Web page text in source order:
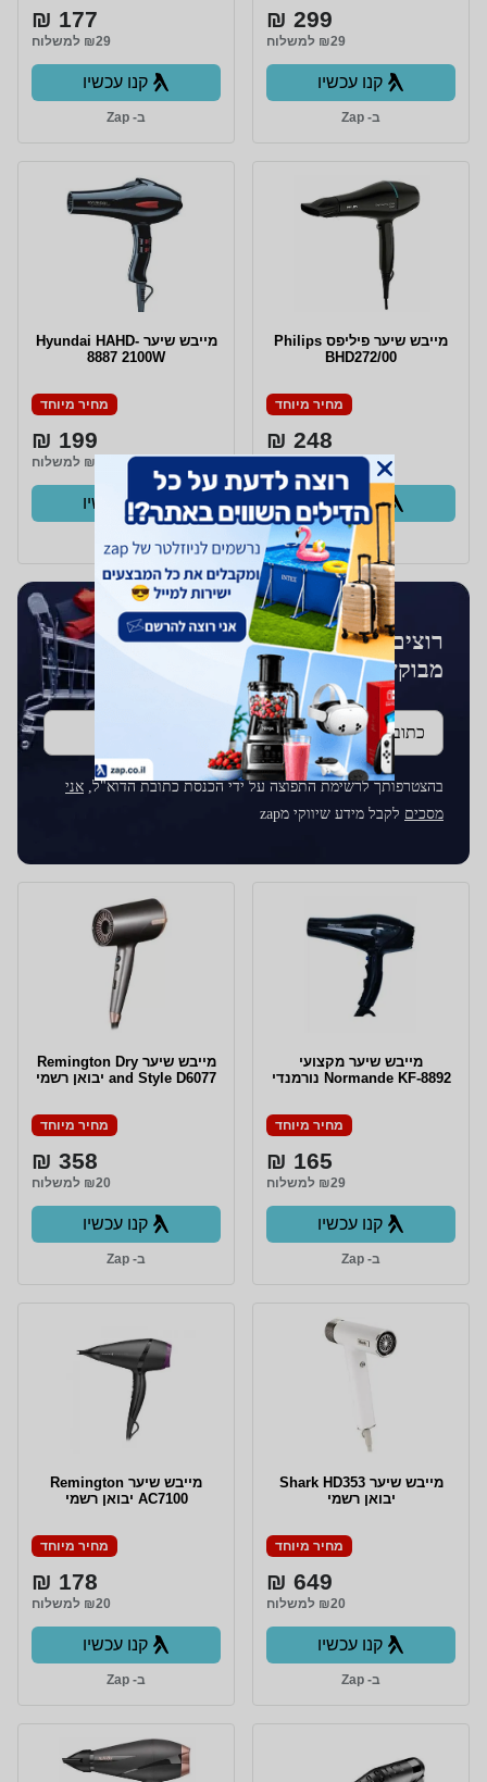
299 ₪
₪29 למשלוח
קנו עכשיו
ב- Zap
177 ₪
₪29 למשלוח
קנו עכשיו
ב- Zap
מייבש שיער פיליפס Philips
BHD272/00
מחיר מיוחד
248 ₪
קנו עכשיו
ב- Zap
מייבש שיער Hyundai HAHD-
8887 2100W
מחיר מיוחד
199 ₪
₪29 למשלוח
קנו עכשיו
ב- Zap
רוצים לקבל עדכונים על מוצרים
מבוקשים?
כתובת דוא''ל
בהצטרפותך לרשימת התפוצה על ידי הכנסת כתובת הדוא"ל, אני
מסכים לקבל מידע שיווקי מzap
מייבש שיער מקצועי
Normande KF-8892 נורמנדי
מחיר מיוחד
165 ₪
₪29 למשלוח
קנו עכשיו
ב- Zap
מייבש שיער Remington Dry
and Style D6077 יבואן רשמי
מחיר מיוחד
358 ₪
₪20 למשלוח
קנו עכשיו
ב- Zap
מייבש שיער Shark HD353
יבואן רשמי
מחיר מיוחד
649 ₪
₪20 למשלוח
קנו עכשיו
ב- Zap
מייבש שיער Remington
AC7100 יבואן רשמי
מחיר מיוחד
178 ₪
₪20 למשלוח
קנו עכשיו
ב- Zap